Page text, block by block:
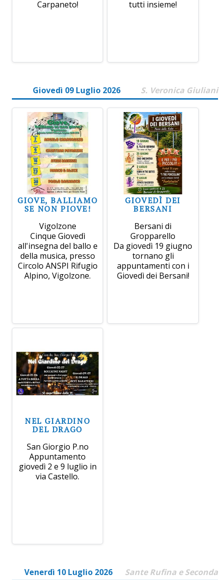
Carpaneto!
tutti insieme!
Giovedì 09 Luglio 2026 S. Veronica Giuliani
GIOVE, BALLIAMO
SE NON PIOVE!
Vigolzone
Cinque Giovedì
all'insegna del ballo e
della musica, presso
Circolo ANSPI Rifugio
Alpino, Vigolzone.
GIOVEDÌ DEI
BERSANI
Bersani di
Gropparello
Da giovedì 19 giugno
tornano gli
appuntamenti con i
Giovedì dei Bersani!
NEL GIARDINO
DEL DRAGO
San Giorgio P.no
Appuntamento
giovedì 2 e 9 luglio in
via Castello.
Venerdì 10 Luglio 2026 Sante Rufina e Seconda